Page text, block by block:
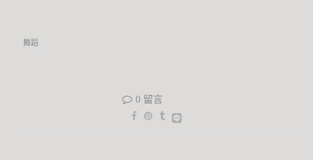
舞蹈
0 留言